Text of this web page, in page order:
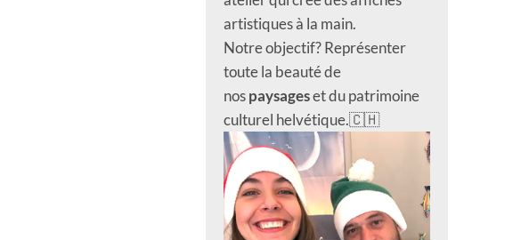
artistiques à la main.
Notre objectif? Représenter
toute la beauté de
nospaysageset du patrimoine
culturel helvétique.🇨🇭